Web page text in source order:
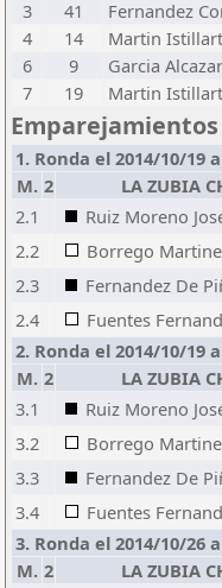
3
41 Fernandez
4
14 Martin
6
9 Garcia
7
19 Martin
1. Ronda el 2014/10/19
M. 2 LA ZUBIA
2.1
Ruiz Moreno
2.2
Borrego
2.3
Fernandez De
2.4
Fuentes
2. Ronda el 2014/10/19
M. 2 LA ZUBIA
3.1
Ruiz Moreno
3.2
Borrego
3.3
Fernandez De
3.4
Fuentes
3. Ronda el 2014/10/26
M. 2 LA ZUBIA